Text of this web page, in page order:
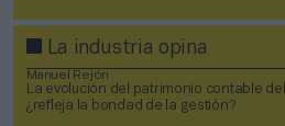
La industria opina
Manuel Rejón
La evolución del patrimonio contable
¿refleja la bondad de la gestión?